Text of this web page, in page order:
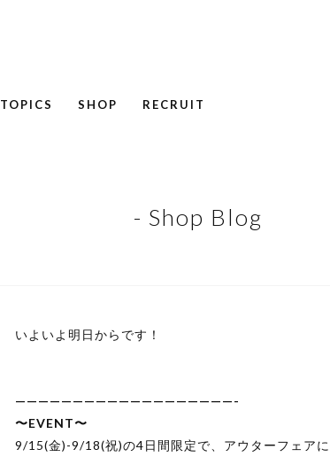
TOPICS
SHOP RECRUIT
- Shop Blog
いよいよ明日からです！
———————————————————-
〜EVENT〜
9/15(金)-9/18(祝)の4日間限定で、アウターフェアに